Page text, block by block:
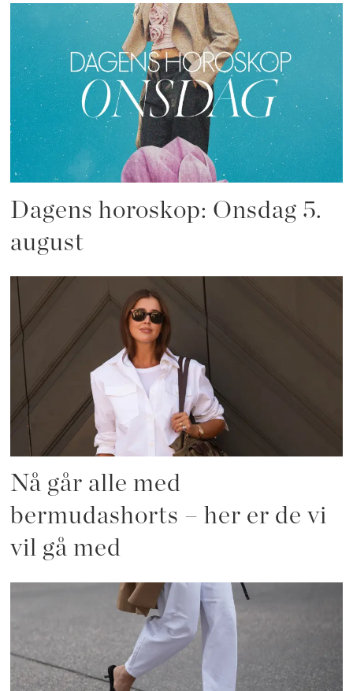
Dagens horoskop: Onsdag 5.
august
Nå går alle med
bermudashorts – her er de vi
vil gå med